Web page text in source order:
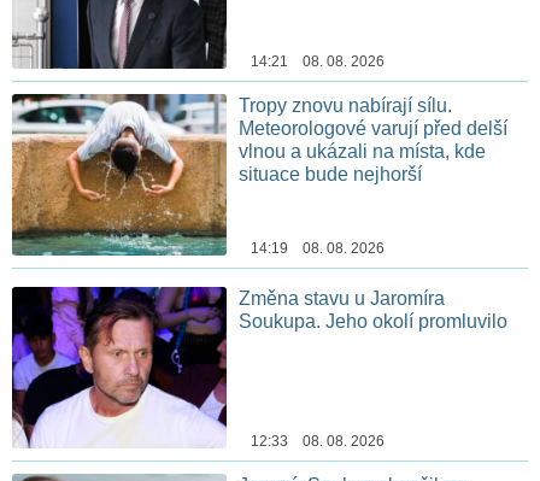
14:21 08. 08. 2026
Tropy znovu nabírají sílu.
Meteorologové varují před delší
vlnou a ukázali na místa, kde
situace bude nejhorší
14:19 08. 08. 2026
Změna stavu u Jaromíra
Soukupa. Jeho okolí promluvilo
12:33 08. 08. 2026